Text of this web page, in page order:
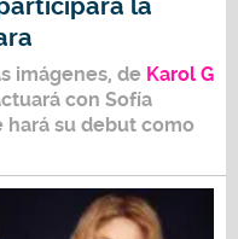
la
imágenes, de Karol G
con Sofía
hará su debut como